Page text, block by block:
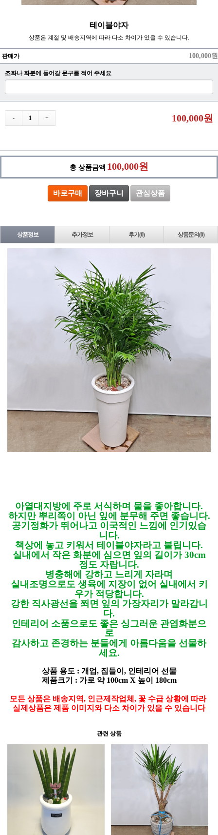
테이블야자
상품은 계절 및 배송지역에 따라 다소 차이가 있을 수 있습니다.
판매가 100,000원
조화나 화분에 들어갈 문구를 적어 주세요
- 1 + 100,000원
총 상품금액 100,000원
바로구매 장바구니 관심상품
상품정보 추가정보 후기(0) 상품문의(0)
아열대지방에 주로 서식하며 물을 좋아합니다.
하지만 뿌리쪽이 아닌 잎에 분무해 주면 좋습니다.
공기정화가 뛰어나고 이국적인 느낌에 인기있습
니다.
책상에 놓고 키워서 테이블야자라고 불립니다.
실내에서 작은 화분에 심으면 잎의 길이가 30cm
정도 자랍니다.
병충해에 강하고 느리게 자라며
실내조명으로도 생육에 지장이 없어 실내에서 키
우가 적당합니다.
강한 직사광선을 쬐면 잎의 가장자리가 말라갑니
다.
인테리어 소품으로도 좋은 싱그러운 관엽화분으
로
감사하고 존경하는 분들에게 아름다움을 선물하
세요.
상품 용도 : 개업, 집들이, 인테리어 선물
제품크기 : 가로 약 100cm X 높이 180cm
모든 상품은 배송지역, 인근제작업체, 꽃 수급 상황에 따라
실제상품은 제품 이미지와 다소 차이가 있을 수 있습니다
관련 상품